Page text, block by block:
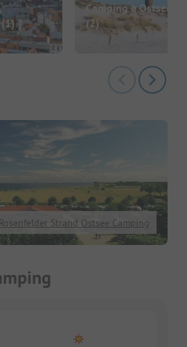
Camping à
(2)
Rosenfelder Strand Ostsee Camping